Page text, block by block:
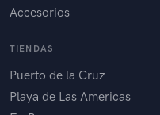
Accesorios
TIENDAS
Puerto de la Cruz
Playa de Las Americas